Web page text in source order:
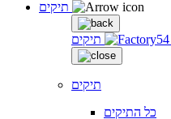
תיקים
תיקים
כל התיקים